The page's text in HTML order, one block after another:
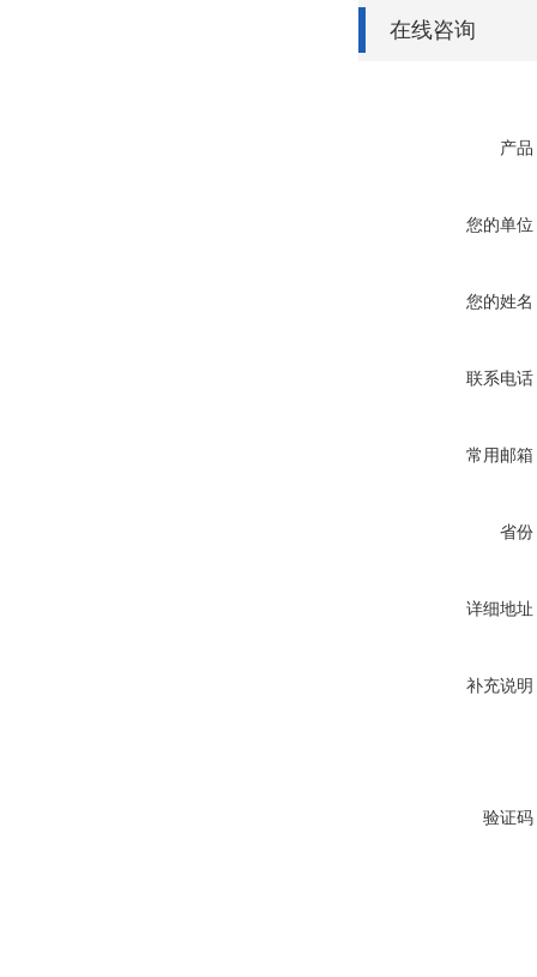
在线咨询
产品
您的单位
您的姓名
联系电话
常用邮箱
省份
详细地址
补充说明
验证码